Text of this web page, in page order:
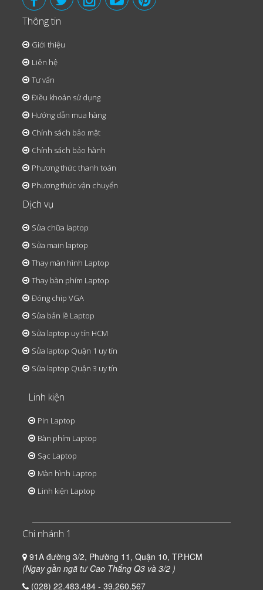
Thông tin
Giới thiệu
Liên hệ
Tư vấn
Điều khoản sử dụng
Hướng dẫn mua hàng
Chính sách bảo mật
Chính sách bảo hành
Phương thức thanh toán
Phương thức vận chuyển
Dịch vụ
Sửa chữa laptop
Sửa main laptop
Thay màn hình Laptop
Thay bàn phím Laptop
Đóng chip VGA
Sửa bản lề Laptop
Sửa laptop uy tín HCM
Sửa laptop Quận 1 uy tín
Sửa laptop Quận 3 uy tín
Linh kiện
Pin Laptop
Bàn phím Laptop
Sạc Laptop
Màn hình Laptop
Linh kiện Laptop
Chi nhánh 1
91A đường 3/2, Phường 11, Quận 10, TP.HCM
(Ngay gần ngã tư Cao Thắng Q3 và 3/2 )
(028) 22.483.484 - 39.260.567